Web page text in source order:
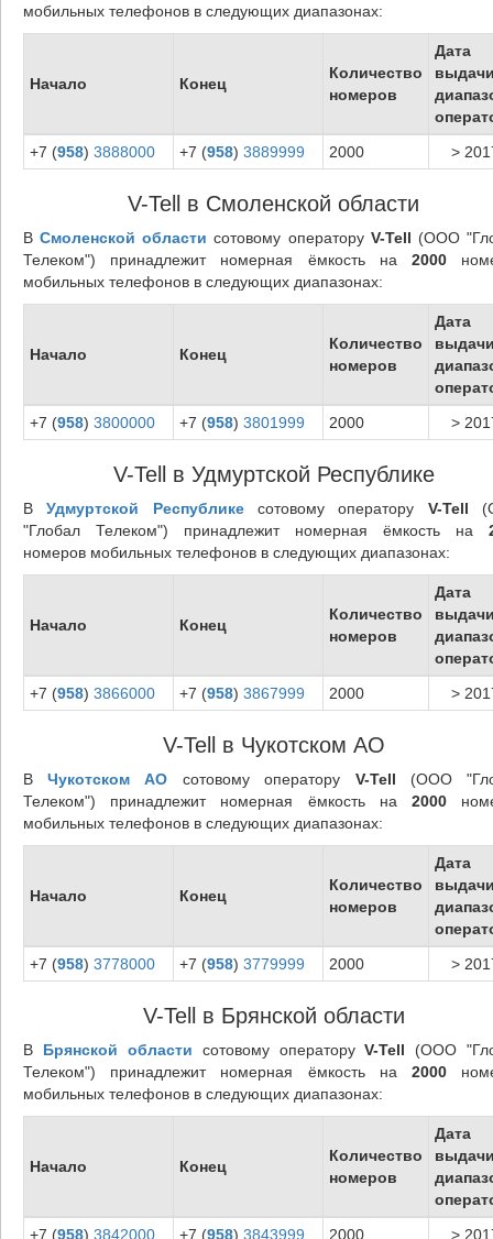
мобильных телефонов в следующих диапазонах:
Начало Конец
Количество
номеров
Дата
+7 (958) 3888000 +7 (958) 3889999 2000 >
V-Tell в Смоленской области
В Смоленской области сотовому оператору V-Tell (ООО
Телеком") принадлежит номерная ёмкость на2000
мобильных телефонов в следующих диапазонах:
Начало Конец
Количество
номеров
Дата
+7 (958) 3800000 +7 (958) 3801999 2000 >
V-Tell в Удмуртской Республике
ВУдмуртской Республикесотовому оператору V-Tell
"Глобал Телеком") принадлежит номерная ёмкость на
номеров мобильных телефонов в следующих диапазонах:
Начало Конец
Количество
номеров
Дата
+7 (958) 3866000 +7 (958) 3867999 2000 >
V-Tell в Чукотском АО
В Чукотском АО сотовому оператору V-Tell (ООО
Телеком") принадлежит номерная ёмкость на2000
мобильных телефонов в следующих диапазонах:
Начало Конец
Количество
номеров
Дата
+7 (958) 3778000 +7 (958) 3779999 2000 >
V-Tell в Брянской области
В Брянской области сотовому операторуV-Tell (ООО
Телеком") принадлежит номерная ёмкость на2000
мобильных телефонов в следующих диапазонах:
Начало Конец
Количество
номеров
Дата
+7 (958) 3842000 +7 (958) 3843999 2000 >